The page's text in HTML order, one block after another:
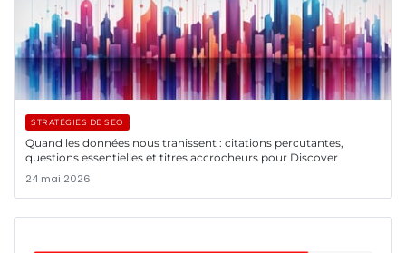
STRATÉGIES DE SEO
Quand les données nous trahissent : citations percutantes,
questions essentielles et titres accrocheurs pour Discover
24 mai 2026